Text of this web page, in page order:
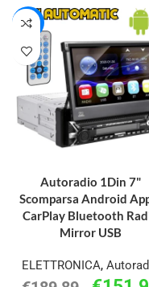
-20%
Autoradio 1Din 7"
Scomparsa Android
CarPlay Bluetooth
Mirror USB
ELETTRONICA,